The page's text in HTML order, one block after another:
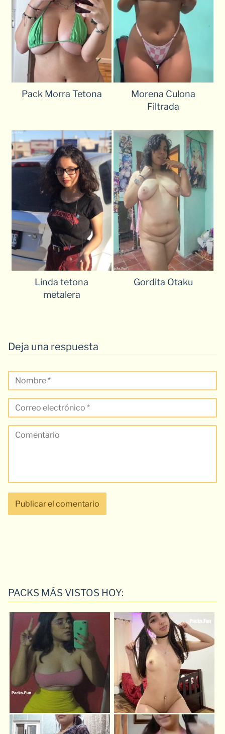
Pack Morra Tetona
Morena Culona
Filtrada
Linda tetona
metalera
Gordita Otaku
Deja una respuesta
PACKS MÁS VISTOS HOY: